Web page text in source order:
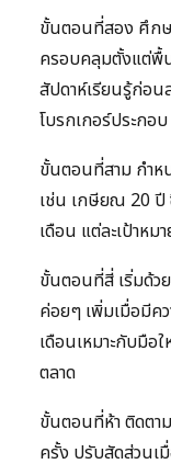
ขั้นตอนที่สอง ศึก
ครอบคลุมตั้งแต่พื้
สัปดาห์เรียนรู้ก่อน
โบรกเกอร์ประกอบ
ขั้นตอนที่สาม กำหน
เช่น เกษียณ 20 ปี
เดือน แต่ละเป้าห
ขั้นตอนที่สี่ เริ่มด้ว
ค่อยๆ เพิ่มเมื่อมีค
เดือนเหมาะกับมือ
ตลาด
ขั้นตอนที่ห้า ติดตา
ครั้ง ปรับสัดส่วนเ